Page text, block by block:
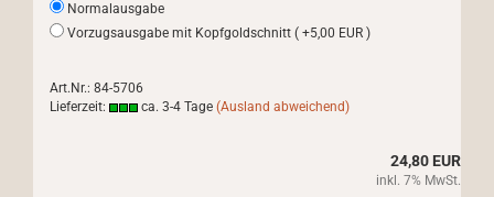
Normalausgabe
Vorzugsausgabe mit Kopfgoldschnitt ( +5,00 EUR )
Art.Nr.: 84-5706
Lieferzeit:
ca. 3-4 Tage (Ausland abweichend)
24,80 EUR
inkl. 7% MwSt.